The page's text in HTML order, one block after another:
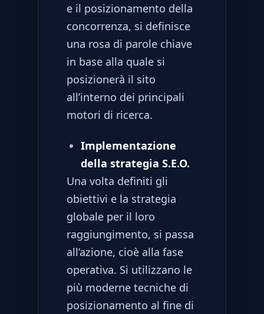
e il posizionamento della
concorrenza, si definisce
una rosa di parole chiave
in base alla quale si
posizionerà il sito
all’interno dei principali
motori di ricerca.
Implementazione
della strategia S.E.O.
Una volta definiti gli
obiettivi e la strategia
globale per il loro
raggiungimento, si passa
all’azione, cioè alla fase
operativa. Si utilizzano le
più moderne tecniche di
posizionamento al fine di